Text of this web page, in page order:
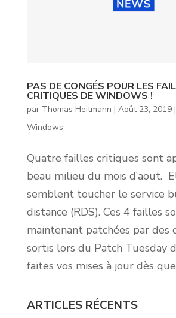
PAS DE CONGÉS POUR LES
CRITIQUES DE WINDOWS !
par Thomas Heitmann | Août 23, 2019|
Windows
Quatre failles critiques sont
beau milieu du mois d’aout.
semblent toucher le service
distance (RDS). Ces 4 failles
maintenant patchées par des
sortis lors du Patch Tuesday
faites vos mises à jour dès
ARTICLES RÉCENTS